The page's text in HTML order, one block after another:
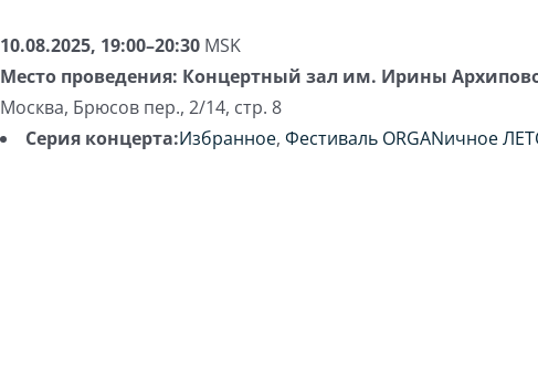
10.08.2025, 19:00–20:30 MSK
Место проведения: Концертный зал им. Ирины
Москва, Брюсов пер., 2/14, стр. 8
Серия концерта:Избранное, Фестиваль ORGANичное